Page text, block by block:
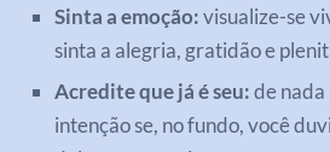
Sinta a emoção:visualize-se
sinta a alegria, gratidão e
Acredite que já é seu:de
intenção se, no fundo, você